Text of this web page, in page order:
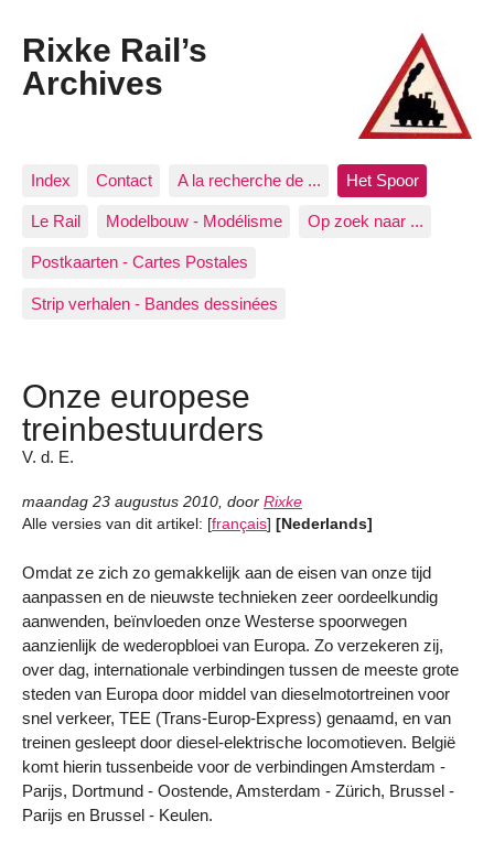
Rixke Rail’s
Archives
Index Contact A la recherche de ... Het Spoor
Le Rail Modelbouw - Modélisme Op zoek naar ...
Postkaarten - Cartes Postales
Strip verhalen - Bandes dessinées
Onze europese
treinbestuurders
V. d. E.
maandag 23 augustus 2010, door Rixke
Alle versies van dit artikel: [français] [Nederlands]
Omdat ze zich zo gemakkelijk aan de eisen van onze tijd
aanpassen en de nieuwste technieken zeer oordeelkundig
aanwenden, beïnvloeden onze Westerse spoorwegen
aanzienlijk de wederopbloei van Europa. Zo verzekeren zij,
over dag, internationale verbindingen tussen de meeste grote
steden van Europa door middel van dieselmotortreinen voor
snel verkeer, TEE (Trans-Europ-Express) genaamd, en van
treinen gesleept door diesel-elektrische locomotieven. België
komt hierin tussenbeide voor de verbindingen Amsterdam -
Parijs, Dortmund - Oostende, Amsterdam - Zürich, Brussel -
Parijs en Brussel - Keulen.